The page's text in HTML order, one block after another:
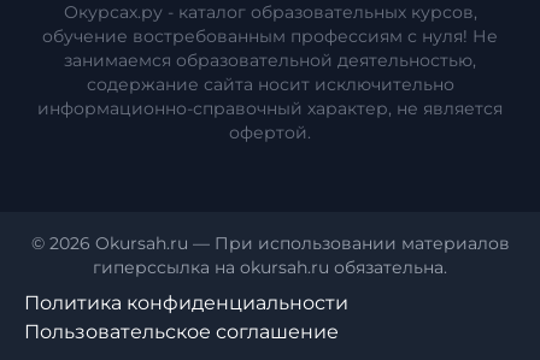
Окурсах.ру - каталог образовательных курсов,
обучение востребованным профессиям с нуля! Не
занимаемся образовательной деятельностью,
содержание сайта носит исключительно
информационно-справочный характер, не является
офертой.
© 2026 Okursah.ru — При использовании материалов
гиперссылка на okursah.ru обязательна.
Политика конфиденциальности
Пользовательское соглашение